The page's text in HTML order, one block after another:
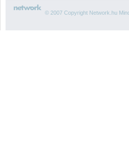
© 2007 Copyright Network.hu